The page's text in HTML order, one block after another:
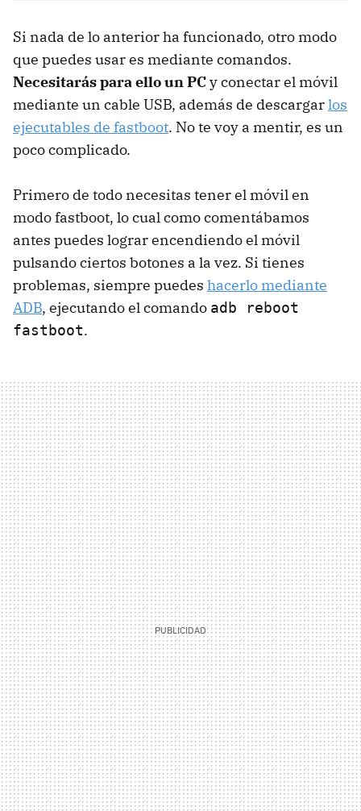
Si nada de lo anterior ha funcionado, otro modo
que puedes usar es mediante comandos.
Necesitarás para ello un PCy conectar el móvil
mediante un cable USB, además de descargarlos
ejecutables de fastboot. No te voy a mentir, es un
poco complicado.
Primero de todo necesitas tener el móvil en
modo fastboot, lo cual como comentábamos
antes puedes lograr encendiendo el móvil
pulsando ciertos botones a la vez. Si tienes
problemas, siempre puedes hacerlo mediante
ADB, ejecutando el comando adb reboot
fastboot.